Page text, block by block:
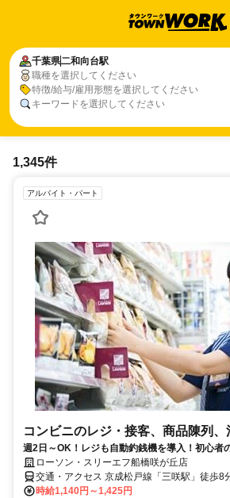
千葉県二和向台駅
職種を選択してください
特徴/給与/雇用形態を選択してください
キーワードを選択してください
1,345件
アルバイト・パート
コンビニのレジ・接客、商品陳列、
週2日～OK！レジも自動釣銭機を導入！初心者
ローソン・スリーエフ船橋咲が丘店
交通・アクセス 京成松戸線「三咲駅」徒歩8
通勤OK
時給1,140円～1,425円